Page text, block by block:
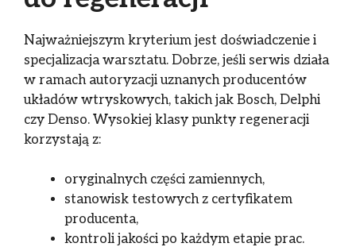
Najważniejszym kryterium jest doświadczenie i
specjalizacja warsztatu. Dobrze, jeśli serwis działa
w ramach autoryzacji uznanych producentów
układów wtryskowych, takich jak Bosch, Delphi
czy Denso. Wysokiej klasy punkty regeneracji
korzystają z:
oryginalnych części zamiennych,
stanowisk testowych z certyfikatem
producenta,
kontroli jakości po każdym etapie prac.